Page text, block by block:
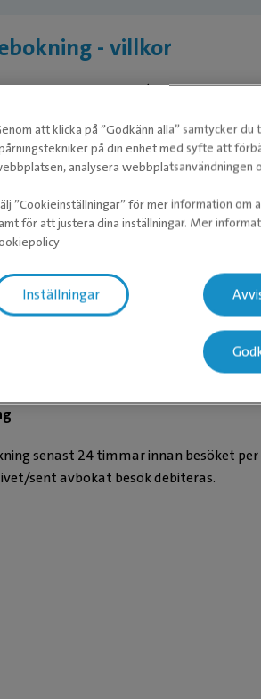
- villkor
avser ETT djur (om inte annat
igenom instruktionerna från kliniken
du för ditt djur, för dig och för oss.
som bokas online ska gälla djur som
vatten och som inte behöver
om/kända smittsamma
för att boka tid om:
har akuta symtom eller du
kan finnas att boka online.
boka tid för fler än ett djur eller ditt djur
blivit remitterad från en annan
eller den tid du vill boka
senast 24 timmar innan besöket
sent avbokat besök debiteras.
att klicka på ”Godkänn alla” samtycker
på din enhet med syfte att
analysera webbplatsanvändningen
”Cookieinställningar” för mer information om
för att justera dina inställningar. Mer
Inställningar